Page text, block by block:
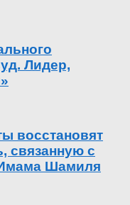
Лидер,
восстановят
связанную с
Шамиля